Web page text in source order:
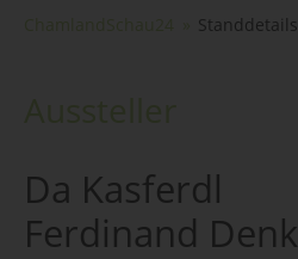
Standdetails
Da Kasferdl
Ferdinand Denk